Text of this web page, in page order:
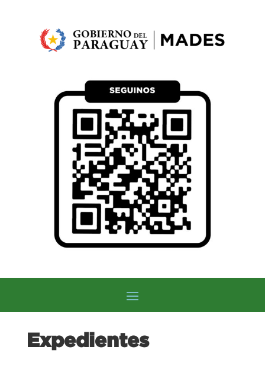
Expedientes